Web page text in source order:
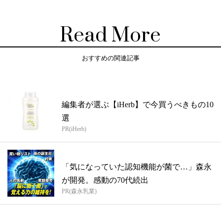
Read More
おすすめの関連記事
編集者が選ぶ【iHerb】で今買うべきもの10
選
PR(iHerb)
「気になっていた認知機能が菌で…」森永
が開発。感動の70代続出
PR(森永乳業)